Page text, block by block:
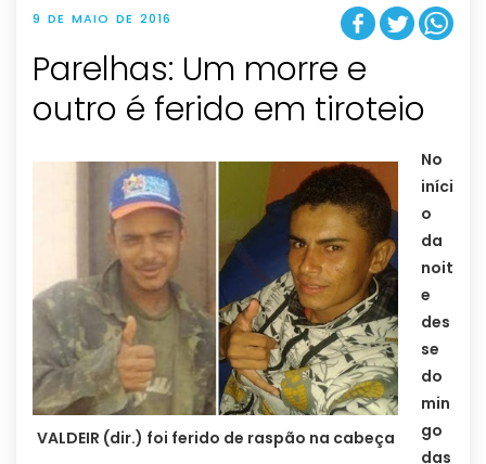
9 DE MAIO DE 2016
Parelhas: Um morre e
outro é ferido em tiroteio
VALDEIR (dir.) foi ferido de raspão na cabeça
No
iníci
o
da
noit
e
des
se
do
min
go
das